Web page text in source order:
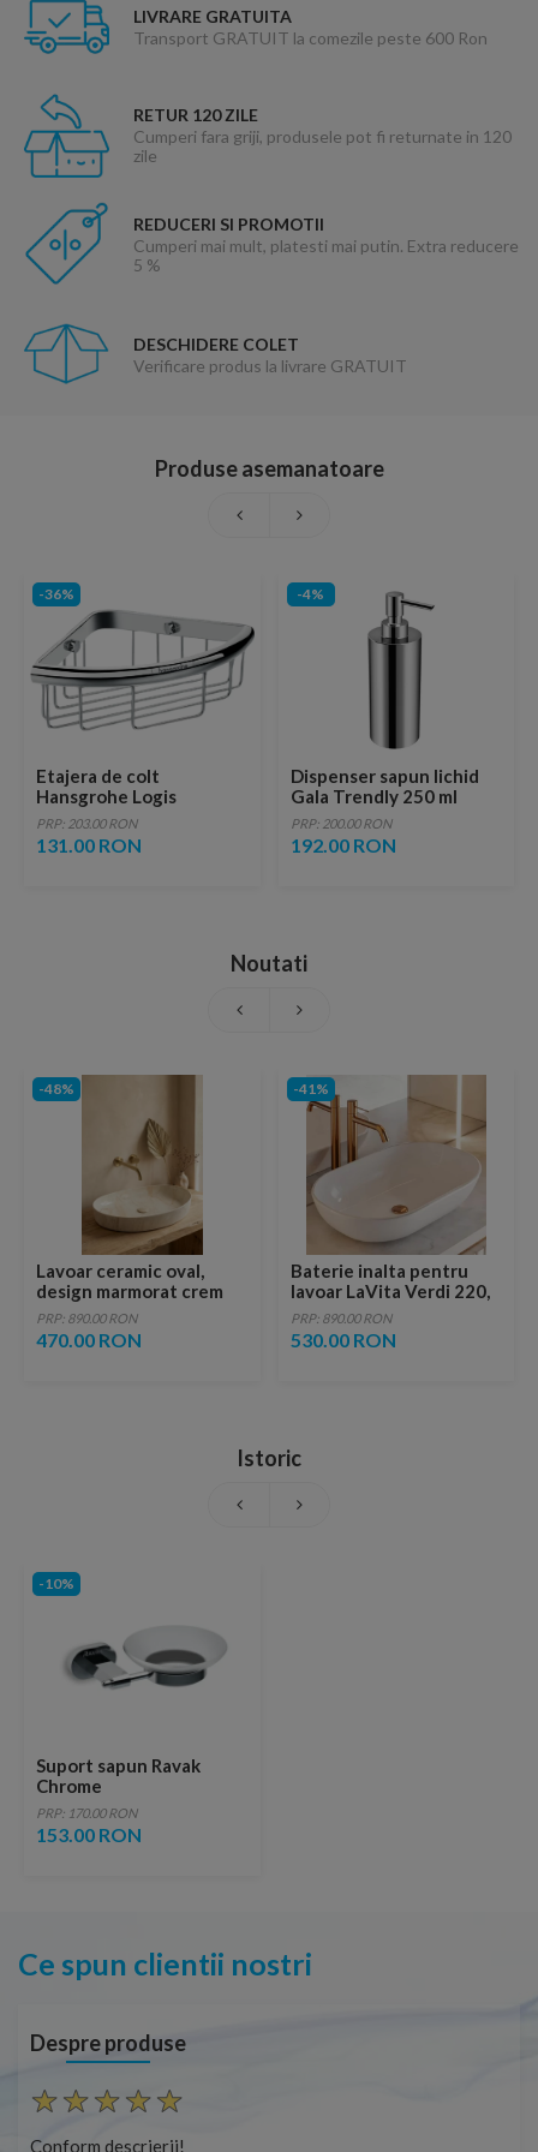
LIVRARE GRATUITA
Transport GRATUIT la comezile peste 600 Ron
RETUR 120 ZILE
Cumperi fara griji, produsele pot fi returnate in 120
zile
REDUCERI SI PROMOTII
Cumperi mai mult, platesti mai putin. Extra reducere
5 %
DESCHIDERE COLET
Verificare produs la livrare GRATUIT
Produse asemanatoare
-36%
Etajera de colt
Hansgrohe Logis
Universal
PRP: 203.00 RON
131.00 RON
-4%
Dispenser sapun lichid
Gala Trendly 250 ml
crom
PRP: 200.00 RON
192.00 RON
Noutati
-48%
Lavoar ceramic oval,
design marmorat crem
lucios cu vene aurii,
ventil inclus
PRP: 890.00 RON
470.00 RON
-41%
Baterie inalta pentru
lavoar LaVita Verdi 220,
fara ventil, brushed
copper
PRP: 890.00 RON
530.00 RON
Istoric
-10%
Suport sapun Ravak
Chrome
PRP: 170.00 RON
153.00 RON
Ce spun clientii nostri
Despre produse
Conform descrierii!